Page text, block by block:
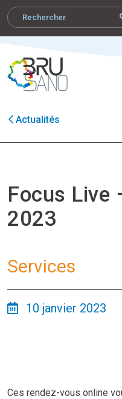
Actualités
Focus Live
2023
Services
10 janvier 2023
Ces rendez-vous online